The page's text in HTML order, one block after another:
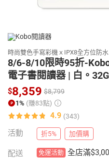
時尚雙色手寫彩機ｘIPX8全方位防
8/6-8/10限時95折-
電子書閱讀器 | 白。
購書金登錄網址：
$8,359 $8,799
1% (賺83點)
4.9 (343)
活動 折5% 加價購
配送 免運活動 全店滿